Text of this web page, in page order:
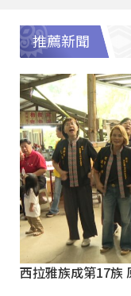
推薦新聞
西拉雅族成第17族